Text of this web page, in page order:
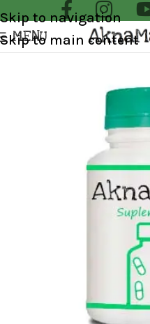
Skip to navigation
Skip to main content
MENU